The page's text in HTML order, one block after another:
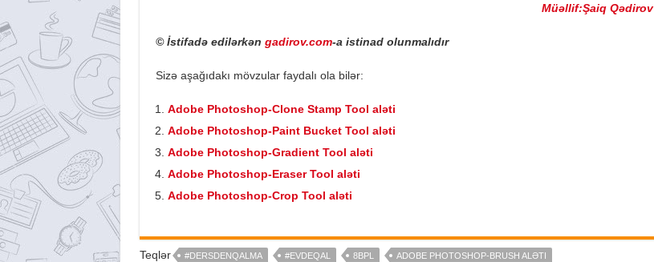
Müəllif:Şaiq Qədirov
© İstifadə edilərkən gadirov.com-a istinad olunmalıdır
Sizə aşağıdakı mövzular faydalı ola bilər:
Adobe Photoshop-Clone Stamp Tool aləti
Adobe Photoshop-Paint Bucket Tool aləti
Adobe Photoshop-Gradient Tool aləti
Adobe Photoshop-Eraser Tool aləti
Adobe Photoshop-Crop Tool aləti
Teqlər #DERSDENQALMA #EVDEQAL 8BPL
ADOBE PHOTOSHOP-BRUSH ALƏTI